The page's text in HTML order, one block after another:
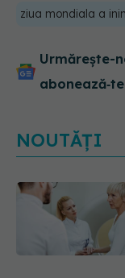
ziua mondiala a
Urmărește-
NOUTĂȚI